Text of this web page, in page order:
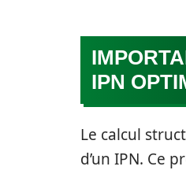
IPN
Le calcul
d’un IPN. Ce